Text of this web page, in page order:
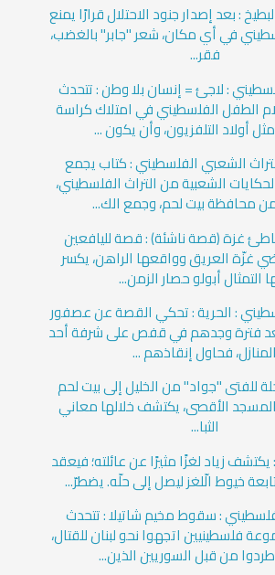
: بعد إصدار جنود الاحتلال قرارًا يمنع
في أي مكان، شعر "جابر" بالغضب،
فقر...
: لاجئ = إنسان بلا وطن : تتحدث
الطفل الفلسطيني في امتلاك كراسة
أولاد التلفزيون، وأن يكون ...
الشعبي الفلسطيني : كتاب يجمع
الشعبية من التراث الفلسطيني،
محافظة بيت لحم، وجمع الك...
غزة (قصة ناشئة) : قصة لليافعين
غزّة العريق وواقعها الراهن، يكسر
التمثال أبولو حصار الزمن...
: الحرية : تحكي القصة عن عصفور
فترة وجدهم في قفص على شرفة أحد
المنازل، فحاول إنقاذهم ...
للفتى "جواد" من الخليل إلى بيت لحم
الأقصى، يكتشف خلالها معاني
الثبا...
زياد لغزًا مثيرًا عن عائلته؛ فيعقد
خيوط الّلغز ليصل إلى حلّه. يضطرّ...
: سقوط مخيم شاتيلا : تتحدث
فلسطينيين اتجهوا نحو لبنان للقتال،
من قبل السوريين الذين...